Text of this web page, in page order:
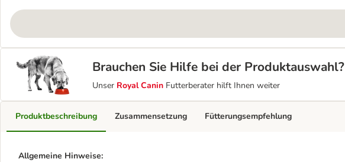
Brauchen Sie Hilfe bei der Produktauswahl?
Unser Royal Canin Futterberater hilft Ihnen weiter
Produktbeschreibung
Allgemeine Hinweise:
Zusammensetzung Fütterungsempfehlung